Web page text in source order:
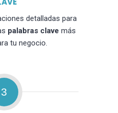
detalladas para
palabras clave más
tu negocio.
3